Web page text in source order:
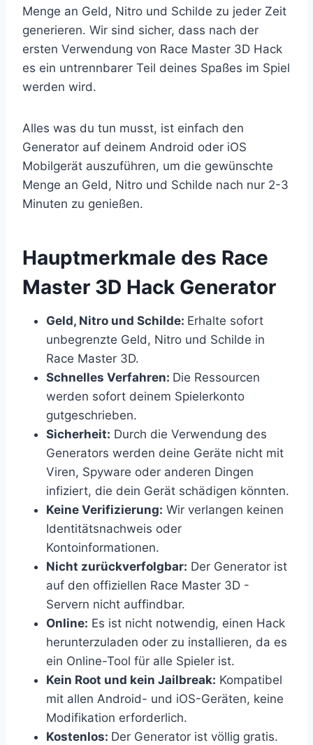
Menge an Geld, Nitro und Schilde zu jeder Zeit
generieren. Wir sind sicher, dass nach der
ersten Verwendung von Race Master 3D Hack
es ein untrennbarer Teil deines Spaßes im Spiel
werden wird.
Alles was du tun musst, ist einfach den
Generator auf deinem Android oder iOS
Mobilgerät auszuführen, um die gewünschte
Menge an Geld, Nitro und Schilde nach nur 2-3
Minuten zu genießen.
​Hauptmerkmale des Race
Master 3D Hack Generator
Geld, Nitro und Schilde: Erhalte sofort
unbegrenzte Geld, Nitro und Schilde in
Race Master 3D.
Schnelles Verfahren: Die Ressourcen
werden sofort deinem Spielerkonto
gutgeschrieben.
Sicherheit: Durch die Verwendung des
Generators werden deine Geräte nicht mit
Viren, Spyware oder anderen Dingen
infiziert, die dein Gerät schädigen könnten.
Keine Verifizierung: Wir verlangen keinen
Identitätsnachweis oder
Kontoinformationen.
Nicht zurückverfolgbar: Der Generator ist
auf den offiziellen Race Master 3D -
Servern nicht auffindbar.
Online: Es ist nicht notwendig, einen Hack
herunterzuladen oder zu installieren, da es
ein Online-Tool für alle Spieler ist.
Kein Root und kein Jailbreak: Kompatibel
mit allen Android- und iOS-Geräten, keine
Modifikation erforderlich.
Kostenlos: Der Generator ist völlig gratis.